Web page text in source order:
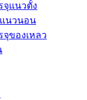
จุแนวตั้ง
นวนอน
จุของเหลว